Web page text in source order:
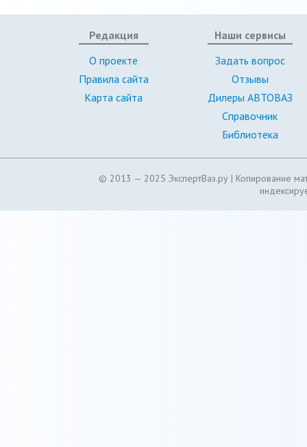
Редакция
О проекте
Правила сайта
Карта сайта
Наши сервисы
Задать вопрос
Отзывы
Дилеры АВТОВАЗ
Справочник
Библиотека
© 2013 — 2025 ЭкспертВаз.ру | Копирование